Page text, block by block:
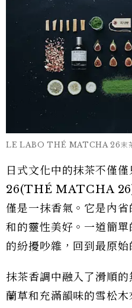
LE LABO THÉ MATCHA 26末茶
日式文化中的抹茶不僅
26(THÉ MATCHA
僅是一抹香氣。它是內
和的靈性美好。一道簡
的紛擾吵雜，回到最原始
抹茶香調中融入了滑順
蘭草和充滿韻味的雪松